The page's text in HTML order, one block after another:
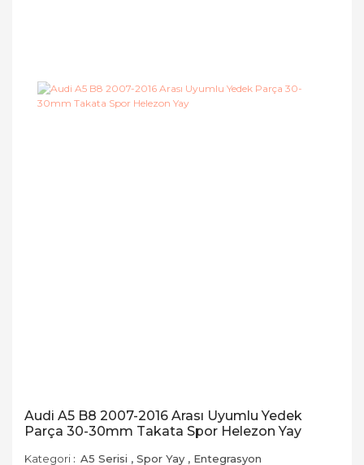
Audi A5 B8 2007-2016 Arası Uyumlu Yedek
Parça 30-30mm Takata Spor Helezon Yay
Kategori A5 Serisi , Spor Yay , Entegrasyon